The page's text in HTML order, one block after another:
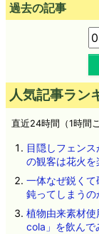
過去の記事
人気記事ラン
直近24時間（1時間
目隠しフェン
の観客は花火
一体なぜ鋭く
鈍ってしまうの
植物由来素材
cola」を飲んで